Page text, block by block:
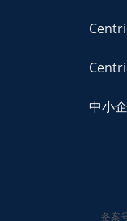
中小
备案